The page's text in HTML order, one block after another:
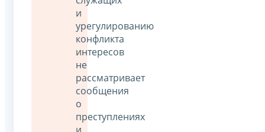
и
урегулированию
конфликта
интересов
не
рассматривает
сообщения
о
преступлениях